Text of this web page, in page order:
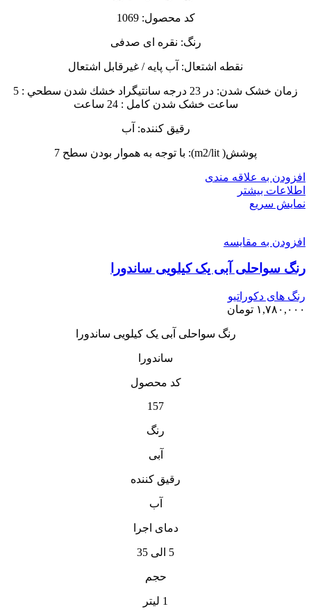
کد محصول: 1069
رنگ: نقره ای صدفی
نقطه اشتعال: آب پایه / غیرقابل اشتعال
زمان خشک شدن: در 23 درجه سانتيگراد خشك شدن سطحي : 5
ساعت خشک شدن کامل : 24 ساعت
رقیق کننده: آب
پوشش( m2/lit): با توجه به هموار بودن سطح 7
افزودن به علاقه مندی
اطلاعات بیشتر
نمایش سریع
افزودن به مقایسه
رنگ سواحلی آبی یک کیلویی ساندورا
رنگ های دکوراتیو
۱,۷۸۰,۰۰۰ تومان
رنگ سواحلی آبی یک کیلویی ساندورا
ساندورا
کد محصول
157
رنگ
آبی
رقیق کننده
آب
دمای اجرا
5 الی 35
حجم
1 لیتر